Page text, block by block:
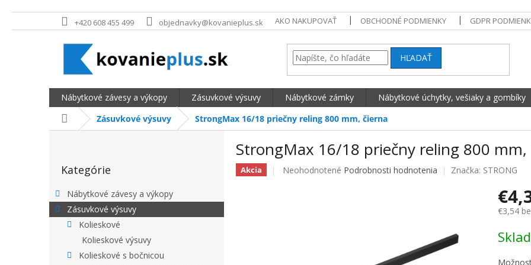
Prejsť na obsah +420 608 455 499 objednavky@kovanieplus.sk AKO NAKUPOVAŤ OBCHODNÉ PODMIENKY GDPR
HĽADAŤ
Nábytkové závesy a výkopy Zásuvkové výsuvy Nábytkové zámky Nábytkové úchytky, vešiaky a gombíky
DomovZásuvkové výsuvy StrongMax 16/18 priečny reling 800 mm, čierna
BOČNÝ PANEL
Kategórie
Nábytkové závesy a výkopy
Zásuvkové výsuvy
Kolieskové
Kolieskové výsuvy
Kolieskové s bočnicou
StrongMax 16/18 priečny reling 800 mm,
Akcia Priemerné hodnotenie produktu je 0,0 z 5 hviezdičiek.
Neohodnotené Podrobnosti hodnotenia Značka: STRONG
€3,54